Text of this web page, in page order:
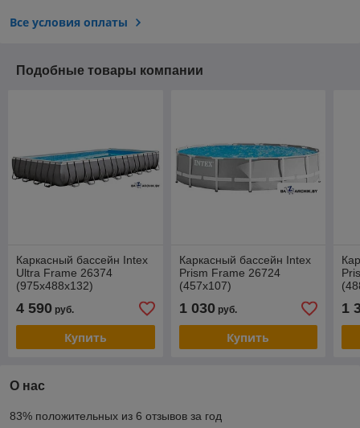
Все условия оплаты
Подобные товары компании
Каркасный бассейн Intex
Ultra Frame 26374
(975х488х132)
4 590 руб.
Купить
Каркасный бассейн Intex
Prism Frame 26724
(457х107)
1 030руб.
Купить
1
О нас
83% положительных из 6 отзывов за год